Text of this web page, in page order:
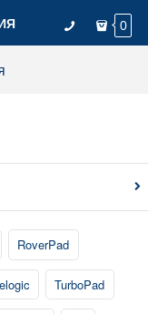
0
RoverPad
TurboPad